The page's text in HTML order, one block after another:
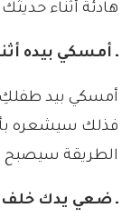
هادئة أثناء
ـ أمسكي بيده
أمسكي بيد طفلكِ
فذلك سيشعره
الطريقة سيصبح
ـ ضعي يدك